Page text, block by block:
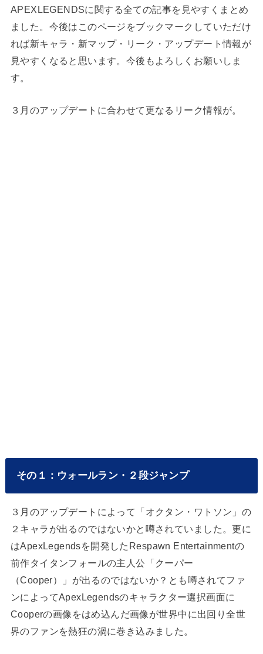
APEXLEGENDSに関する全ての記事を見やすくまとめ
ました。今後はこのページをブックマークしていただけ
れば新キャラ・新マップ・リーク・アップデート情報が
見やすくなると思います。今後もよろしくお願いしま
す。
３月のアップデートに合わせて更なるリーク情報が。
その１：ウォールラン・２段ジャンプ
３月のアップデートによって「オクタン・ワトソン」の
２キャラが出るのではないかと噂されていました。更に
はApexLegendsを開発したRespawn Entertainmentの
前作タイタンフォールの主人公「クーパー
（Cooper）」が出るのではないか？とも噂されてファ
ンによってApexLegendsのキャラクター選択画面に
Cooperの画像をはめ込んだ画像が世界中に出回り全世
界のファンを熱狂の渦に巻き込みました。